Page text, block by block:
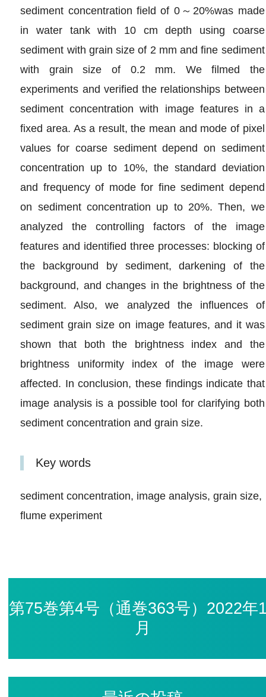
sediment concentration field of 0～20%was made
in water tank with 10 cm depth using coarse
sediment with grain size of 2 mm and fine sediment
with grain size of 0.2 mm. We filmed the
experiments and verified the relationships between
sediment concentration with image features in a
fixed area. As a result, the mean and mode of pixel
values for coarse sediment depend on sediment
concentration up to 10%, the standard deviation
and frequency of mode for fine sediment depend
on sediment concentration up to 20%. Then, we
analyzed the controlling factors of the image
features and identified three processes: blocking of
the background by sediment, darkening of the
background, and changes in the brightness of the
sediment. Also, we analyzed the influences of
sediment grain size on image features, and it was
shown that both the brightness index and the
brightness uniformity index of the image were
affected. In conclusion, these findings indicate that
image analysis is a possible tool for clarifying both
sediment concentration and grain size.
Key words
sediment concentration, image analysis, grain size,
flume experiment
第75巻第4号（通巻363号）2022年
月